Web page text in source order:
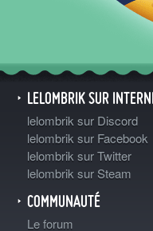
LELOMBRIK SUR
lelombrik sur Discord
lelombrik sur Facebook
lelombrik sur Twitter
lelombrik sur Steam
COMMUNAUTÉ
Le forum